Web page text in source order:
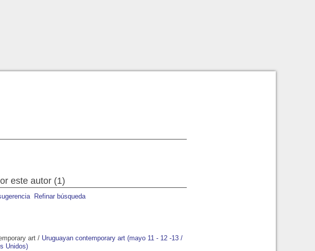
este autor (1)
Refinar búsqueda
art / Uruguayan contemporary art (mayo 11 - 12 -13 /
Unidos)